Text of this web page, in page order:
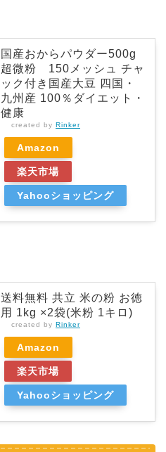
国産おからパウダー500g
超微粉 150メッシュ チャ
ック付き国産大豆 四国・
九州産 100％ダイエット・
健康
created by Rinker
Amazon
楽天市場
Yahooショッピング
送料無料 共立 米の粉 お徳
用 1kg ×2袋(米粉 1キロ)
created by Rinker
Amazon
楽天市場
Yahooショッピング